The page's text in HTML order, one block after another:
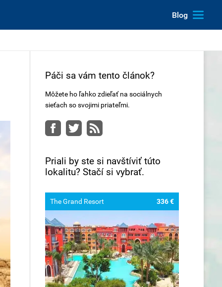
Blog
Páči sa vám tento článok?
Môžete ho ľahko zdieľať na sociálnych
sieťach so svojimi priateľmi.
Facebook
Twitter
RSS
Priali by ste si navštíviť túto
lokalitu? Stačí si vybrať.
The Grand Resort 336 €